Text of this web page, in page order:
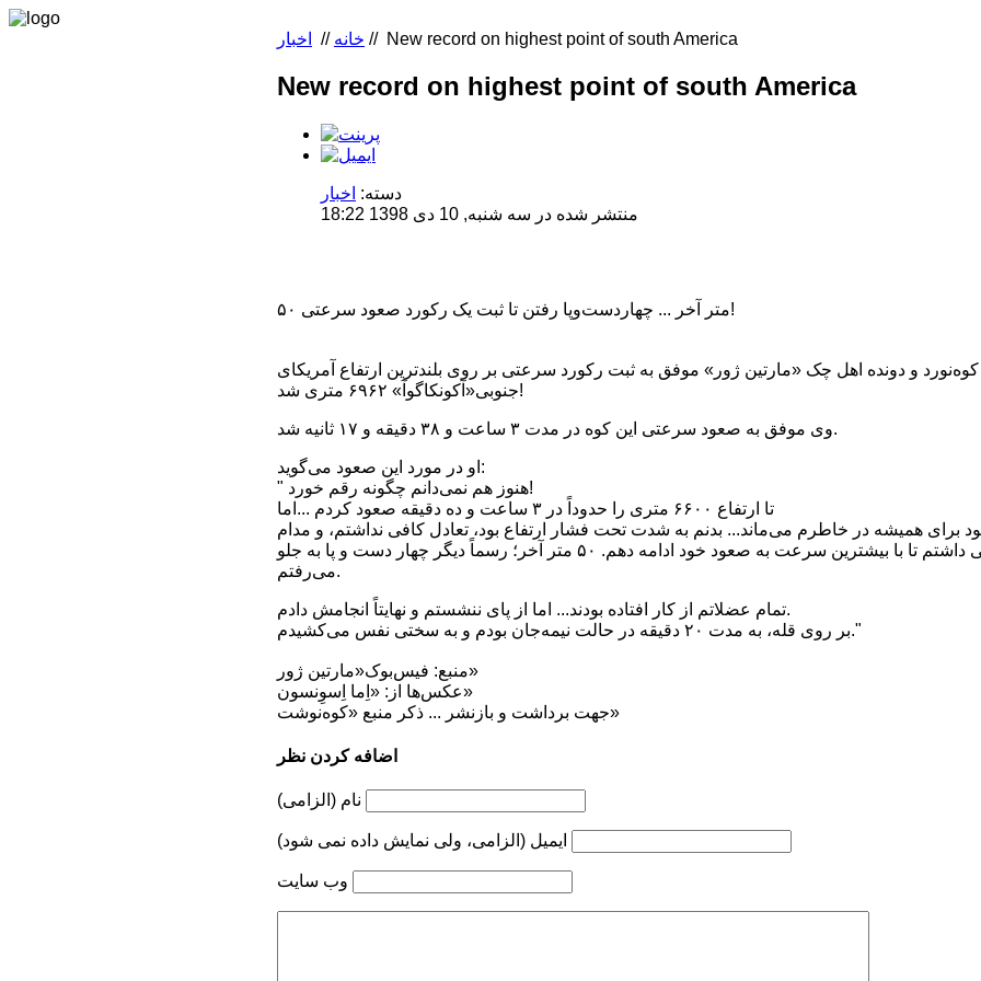
خانه // اخبار // New record on highest point of south America
New record on highest point of south America
دسته: اخبار
منتشر شده در سه شنبه, 10 دی 1398 18:22
۵۰ متر آخر ... چهاردست‌وپا رفتن تا ثبت یک رکورد صعود سرعتی!
و دونده اهل چک «مارتین ژور» موفق به ثبت رکورد سرعتی بر روی بلندترین ارتفاع آمریکای
جنوبی«آکونکاگوآ» ۶۹۶۲ متری شد!
وی موفق به صعود سرعتی این کوه در مدت ۳ ساعت و ۳۸ دقیقه و ۱۷ ثانیه شد.
او در مورد این صعود می‌گوید:
" هنوز هم نمی‌دانم چگونه رقم خورد!
تا ارتفاع ۶۶۰۰ متری را حدوداً در ۳ ساعت و ده دقیقه صعود کردم ...اما
صعود برای همیشه در خاطرم می‌ماند... بدنم به شدت تحت فشار ارتفاع بود، تعادل کافی نداشتم، و مدام
می‌افتادم اما باز سعی داشتم تا با بیشترین سرعت به صعود خود ادامه دهم‌. ۵۰ متر آخر؛ رسماً دیگر چهار دست و پا به جلو
می‌رفتم.
تمام عضلاتم از کار افتاده بودند... اما از پای ننشستم و نهایتاً انجامش دادم.
بر روی قله، به مدت ۲۰ دقیقه در حالت نیمه‌جان بودم و به سختی نفس می‌کشیدم."
منبع: فیس‌بوک«مارتین ژور»
عکس‌ها از: «اِما اِسوِنسون»
جهت برداشت و بازنشر ... ذکر منبع «کوه‌نوشت»
اضافه کردن نظر
نام (الزامی)
ایمیل (الزامی، ولی نمایش داده نمی شود)
وب سایت